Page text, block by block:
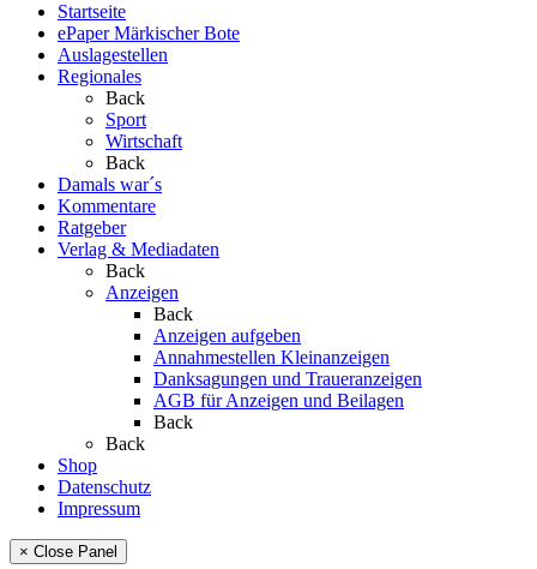
Startseite
ePaper Märkischer Bote
Auslagestellen
Regionales
Back
Sport
Wirtschaft
Back
Damals war´s
Kommentare
Ratgeber
Verlag & Mediadaten
Back
Anzeigen
Back
Anzeigen aufgeben
Annahmestellen Kleinanzeigen
Danksagungen und Traueranzeigen
AGB für Anzeigen und Beilagen
Back
Back
Shop
Datenschutz
Impressum
× Close Panel